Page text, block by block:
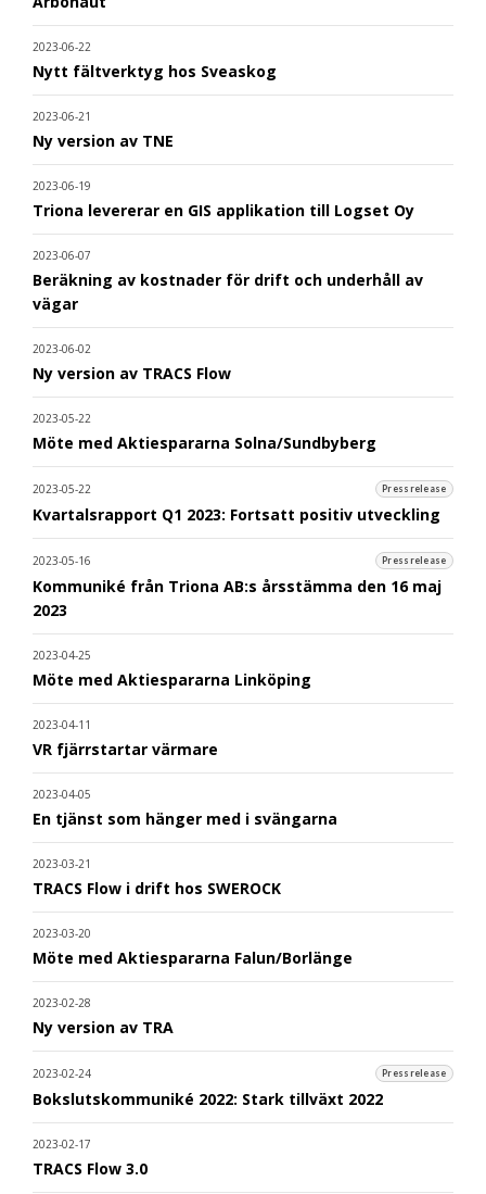
2023-06-22
Nytt fältverktyg hos Sveaskog
2023-06-21
Ny version av TNE
2023-06-19
Triona levererar en GIS applikation till Logset Oy
2023-06-07
Beräkning av kostnader för drift och underhåll av
vägar
2023-06-02
Ny version av TRACS Flow
2023-05-22
Möte med Aktiespararna Solna/Sundbyberg
2023-05-22 Pressrelease
Kvartalsrapport Q1 2023: Fortsatt positiv utveckling
2023-05-16 Pressrelease
Kommuniké från Triona AB:s årsstämma den 16 maj
2023
2023-04-25
Möte med Aktiespararna Linköping
2023-04-11
VR fjärrstartar värmare
2023-04-05
En tjänst som hänger med i svängarna
2023-03-21
TRACS Flow i drift hos SWEROCK
2023-03-20
Möte med Aktiespararna Falun/Borlänge
2023-02-28
Ny version av TRA
2023-02-24 Pressrelease
Bokslutskommuniké 2022: Stark tillväxt 2022
2023-02-17
TRACS Flow 3.0